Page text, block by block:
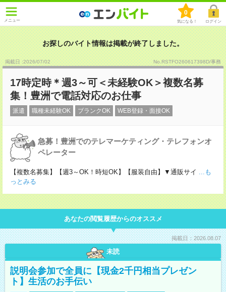
メニュー
0
気になる！ ログイン
お探しのバイト情報は掲載が終了しました。
掲載日 :2026/07/02 No.RSTFO260617398D/事務
17時定時＊週3～可＜未経験OK＞複数名募
集！豊洲で電話対応のお仕事
派遣 職種未経験OK ブランクOK WEB登録・面接OK
急募！豊洲でのテレマーケティング・テレフォンオ
ペレーター
【複数名募集】【週3～OK！時短OK】【服装自由】▼通販サイ ...も
っとみる
あなたの閲覧履歴からのオススメ
掲載日：2026.08.07
未読
説明会参加で全員に【現金2千円相当プレゼン
ト】生活のお手伝い